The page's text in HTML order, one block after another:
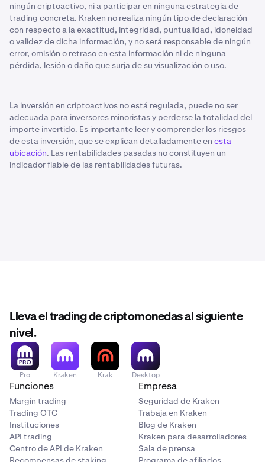
ningún criptoactivo, ni a participar en ninguna estrategia de
trading concreta. Kraken no realiza ningún tipo de declaración
con respecto a la exactitud, integridad, puntualidad, idoneidad
o validez de dicha información, y no será responsable de ningún
error, omisión o retraso en esta información ni de ninguna
pérdida, lesión o daño que surja de su visualización o uso.
La inversión en criptoactivos no está regulada, puede no ser
adecuada para inversores minoristas y perderse la totalidad del
importe invertido. Es importante leer y comprender los riesgos
de esta inversión, que se explican detalladamente en esta
ubicación. Las rentabilidades pasadas no constituyen un
indicador fiable de las rentabilidades futuras.
Lleva el trading de criptomonedas al siguiente
nivel.
Pro Kraken Krak Desktop
Funciones
Margin trading
Trading OTC
Instituciones
API trading
Centro de API de Kraken
Empresa
Seguridad de Kraken
Trabaja en Kraken
Blog de Kraken
Kraken para desarrolladores
Sala de prensa